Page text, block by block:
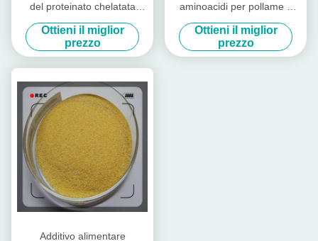
del proteinato chelatata
additivo alimentare con
proteina grezza per il cilindro
preriscaldatore
Ottieni il miglior
prezzo
aminoacidi per pollame e
bestiame
Ottieni il miglior
prezzo
Additivo alimentare